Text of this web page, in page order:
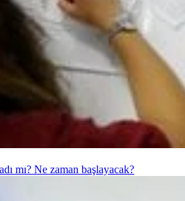
mı? Ne zaman başlayacak?